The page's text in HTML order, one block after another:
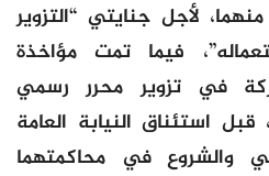
لأجل جنايتي “التزوير
فيما تمت مؤاخذة
في تزوير محرر رسمي
استئناق النيابة العامة
والشروع في محاكمتهما